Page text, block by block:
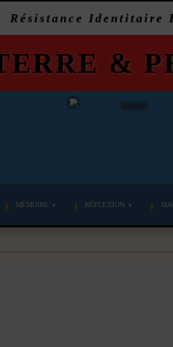
Résistance Identitaire
&
MÉMOIRE RÉFLEXION